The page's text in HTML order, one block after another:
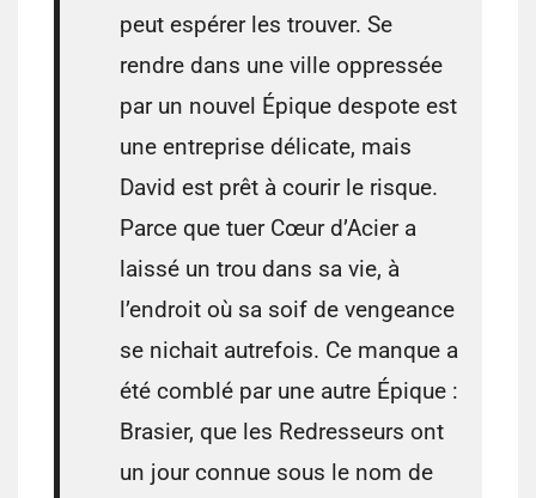
peut espérer les trouver. Se
rendre dans une ville oppressée
par un nouvel Épique despote est
une entreprise délicate, mais
David est prêt à courir le risque.
Parce que tuer Cœur d’Acier a
laissé un trou dans sa vie, à
l’endroit où sa soif de vengeance
se nichait autrefois. Ce manque a
été comblé par une autre Épique :
Brasier, que les Redresseurs ont
un jour connue sous le nom de